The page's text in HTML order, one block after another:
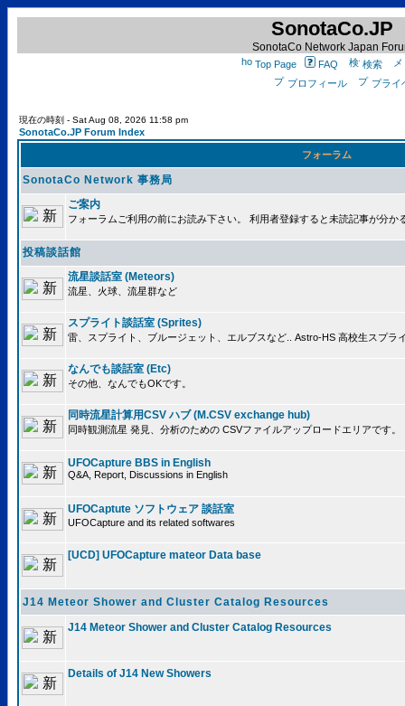
SonotaCo.JP
SonotaCo Network Japan
Top Page FAQ
検索
プロフィール
プライ
現在の時刻 - Sat Aug 08, 2026 11:58 pm
SonotaCo.JP Forum Index
フォーラム
SonotaCo Network 事務局
ご案内
フォーラムご利用の前にお読み下さい。 利用者登録すると未読記事が分か
投稿談話館
流星談話室 (Meteors)
流星、火球、流星群など
スプライト談話室 (Sprites)
雷、スプライト、ブルージェット、エルブスなど.. Astro-HS 高校生スプラ
なんでも談話室 (Etc)
その他、なんでもOKです。
同時流星計算用CSV ハブ (M.CSV exchange hub)
同時観測流星 発見、分析のための CSVファイルアップロードエリアです。
UFOCapture BBS in English
Q&A, Report, Discussions in English
UFOCaptute ソフトウェア 談話室
UFOCapture and its related softwares
[UCD] UFOCapture mateor Data base
J14 Meteor Shower and Cluster Catalog Resources
J14 Meteor Shower and Cluster Catalog Resources
Details of J14 New Showers